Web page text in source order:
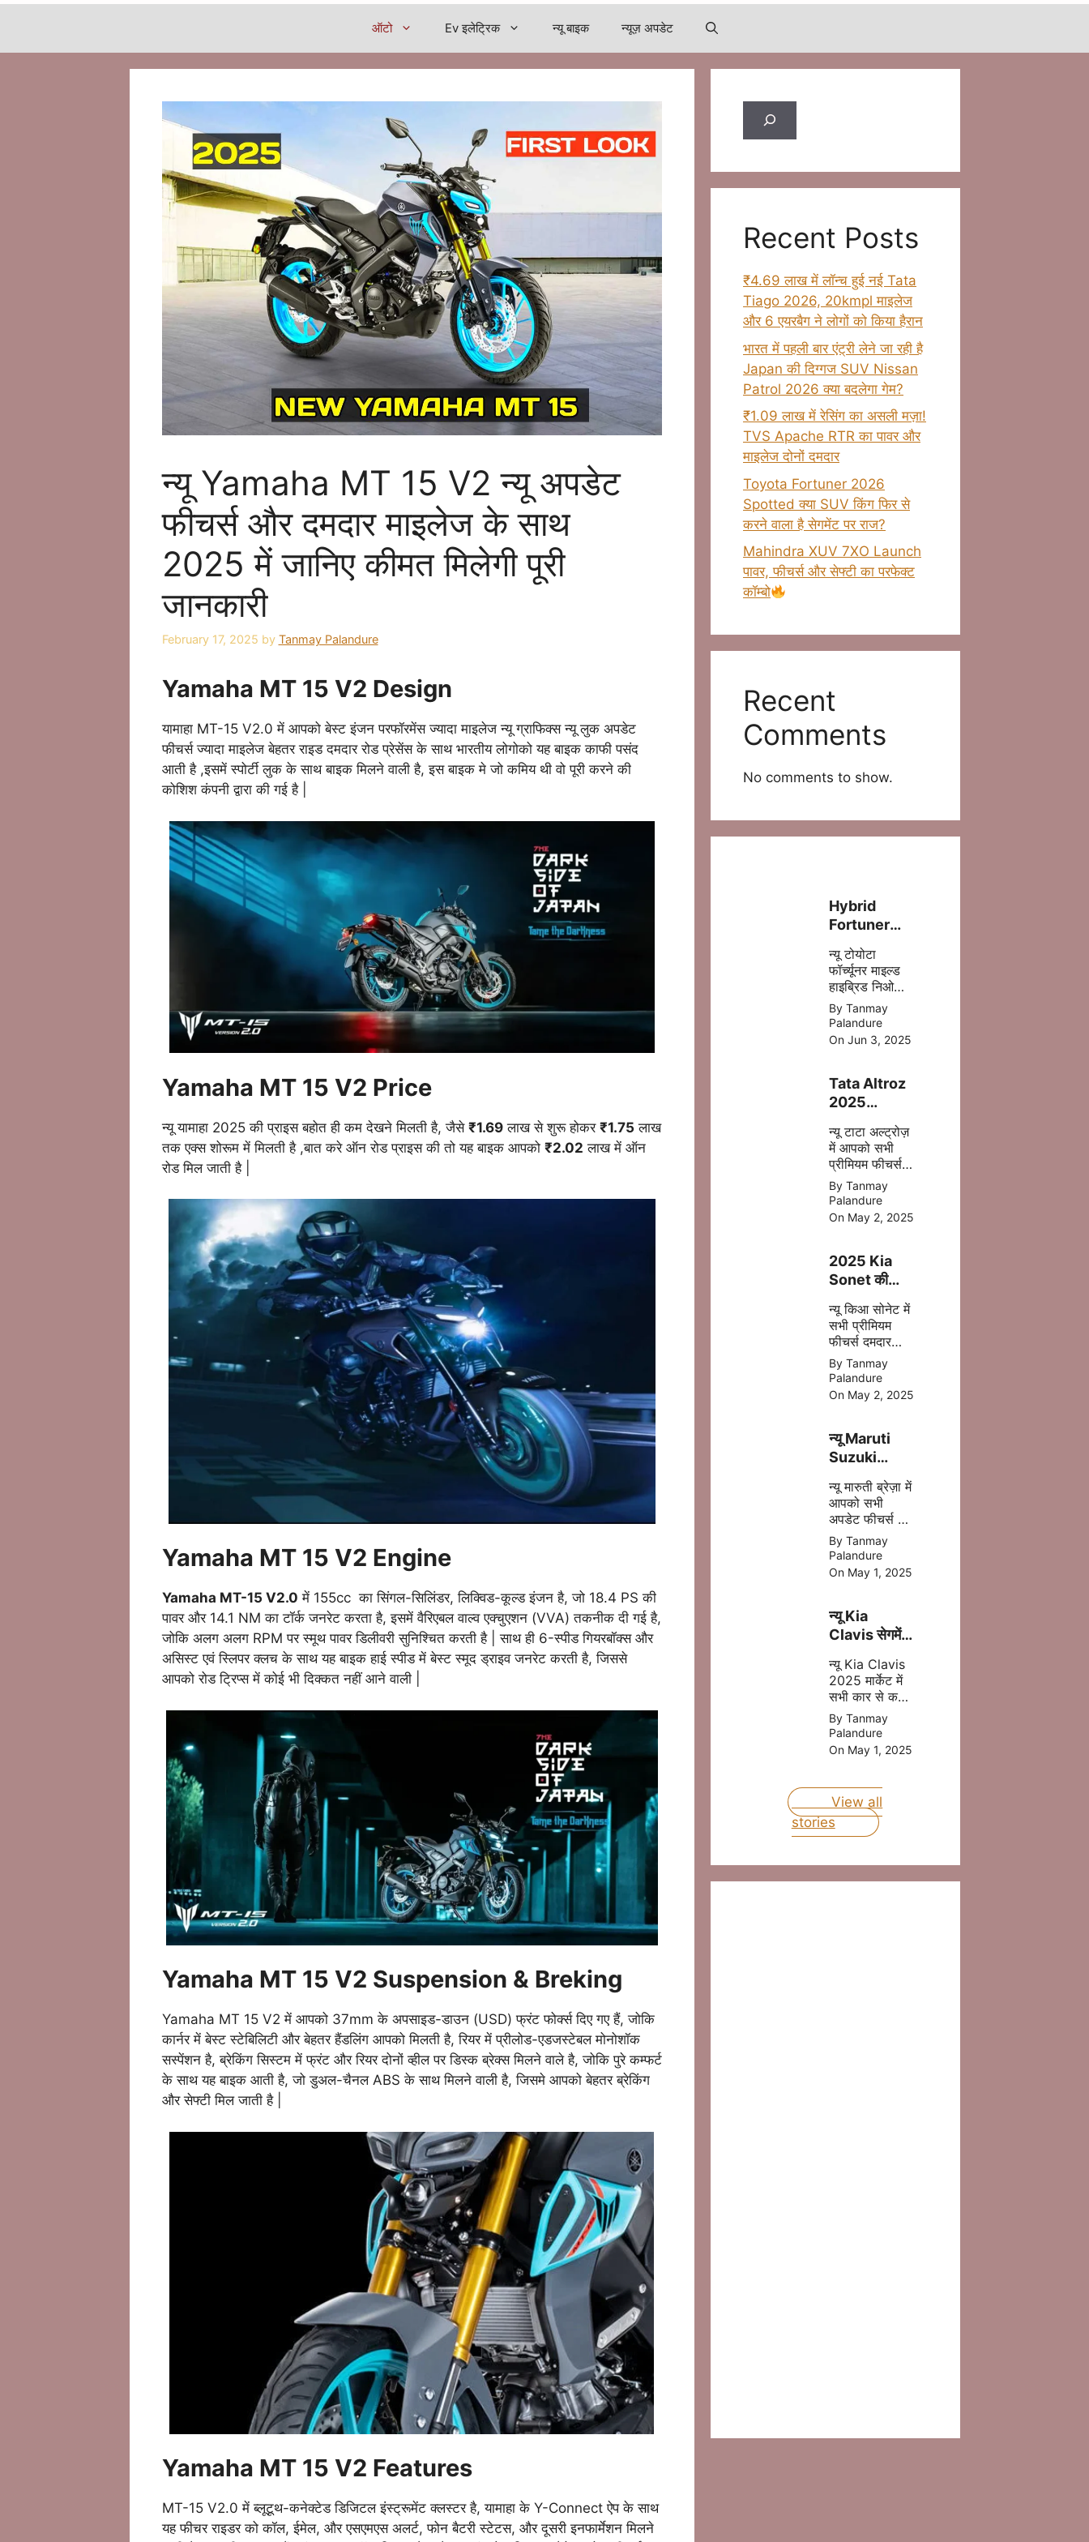
ऑटो Ev इलेट्रिक न्यू बाइक न्यूज़ अपडेट
न्यू Yamaha MT 15 V2 न्यू अपडेट
फीचर्स और दमदार माइलेज के साथ
2025 में जानिए कीमत मिलेगी पूरी
जानकारी
February 17, 2025 by Tanmay Palandure
Yamaha MT 15 V2 Design
यामाहा MT-15 V2.0 में आपको बेस्ट इंजन परफॉरमेंस ज्यादा माइलेज न्यू ग्राफिक्स न्यू लुक अपडेट
फीचर्स ज्यादा माइलेज बेहतर राइड दमदार रोड प्रेसेंस के साथ भारतीय लोगोको यह बाइक काफी पसंद
आती है ,इसमें स्पोर्टी लुक के साथ बाइक मिलने वाली है, इस बाइक मे जो कमिय थी वो पूरी करने की
कोशिश कंपनी द्वारा की गई है |
Yamaha MT 15 V2 Price
न्यू यामाहा 2025 की प्राइस बहोत ही कम देखने मिलती है, जैसे ₹1.69लाख से शुरू होकर ₹1.75 लाख
तक एक्स शोरूम में मिलती है ,बात करे ऑन रोड प्राइस की तो यह बाइक आपको ₹2.02 लाख में ऑन
रोड मिल जाती है |
Yamaha MT 15 V2 Engine
Yamaha MT-15 V2.0 में 155cc का सिंगल-सिलिंडर, लिक्विड-कूल्ड इंजन है, जो 18.4 PS की
पावर और 14.1 NM का टॉर्क जनरेट करता है, इसमें वैरिएबल वाल्व एक्चुएशन (VVA) तकनीक दी गई है,
जोकि अलग अलग RPM पर स्मूथ पावर डिलीवरी सुनिश्चित करती है | साथ ही 6-स्पीड गियरबॉक्स और
असिस्ट एवं स्लिपर क्लच के साथ यह बाइक हाई स्पीड में बेस्ट स्मूद ड्राइव जनरेट करती है, जिससे
आपको रोड ट्रिप्स में कोई भी दिक्कत नहीं आने वाली |
Yamaha MT 15 V2 Suspension & Breking
Yamaha MT 15 V2 में आपको 37mm के अपसाइड-डाउन (USD) फ्रंट फोर्क्स दिए गए हैं, जोकि
कार्नर में बेस्ट स्टेबिलिटी और बेहतर हैंडलिंग आपको मिलती है, रियर में प्रीलोड-एडजस्टेबल मोनोशॉक
सस्पेंशन है, ब्रेकिंग सिस्टम में फ्रंट और रियर दोनों व्हील पर डिस्क ब्रेक्स मिलने वाले है, जोकि पुरे कम्फर्ट
के साथ यह बाइक आती है, जो डुअल-चैनल ABS के साथ मिलने वाली है, जिसमे आपको बेहतर ब्रेकिंग
और सेफ्टी मिल जाती है |
Yamaha MT 15 V2 Features
MT-15 V2.0 में ब्लूटूथ-कनेक्टेड डिजिटल इंस्ट्रूमेंट क्लस्टर है, यामाहा के Y-Connect ऐप के साथ
यह फीचर राइडर को कॉल, ईमेल, और एसएमएस अलर्ट, फोन बैटरी स्टेटस, और दूसरी इनफार्मेशन मिलने
Search
Recent Posts
₹4.69 लाख में लॉन्च हुई नई Tata
Tiago 2026, 20kmpl माइलेज
और 6 एयरबैग ने लोगों को किया हैरान
भारत में पहली बार एंट्री लेने जा रही है
Japan की दिग्गज SUV Nissan
Patrol 2026 क्या बदलेगा गेम?
₹1.09 लाख में रेसिंग का असली मज़ा!
TVS Apache RTR का पावर और
माइलेज दोनों दमदार
Toyota Fortuner 2026
Spotted क्या SUV किंग फिर से
करने वाला है सेगमेंट पर राज?
Mahindra XUV 7XO Launch
पावर, फीचर्स और सेफ्टी का परफेक्ट
कॉम्बो
Recent
Comments
No comments to show.
Hybrid
Fortuner
लॉन्च – ज़्यादा
पावर, कम फ्यूल
खर्च!
न्यू टोयोटा
फॉर्च्यूनर माइल्ड
हाइब्रिड निओ
ड्राइव में 5 %
डीजल की बचत
होने वाली है
,जिसमे ज्यादा
मिल जाता है |
By Tanmay
Palandure
On Jun 3, 2025
Tata Altroz
2025
जानिए क्या-क्या
बदला है इस बार
न्यू टाटा अल्ट्रोज़
में आपको सभी
प्रीमियम फीचर्स
अपडेट
एक्सटीरियर के
साथ ज्यादा सेफ्टी,
पॉवरफुल इंजन
जाता है |
By Tanmay
Palandure
On May 2, 2025
2025 Kia
Sonet की
पहली झलक –
अब मिलेगा बड़ा
टचस्क्रीन और
नए फीचर्स
न्यू किआ सोनेट में
सभी प्रीमियम
फीचर्स दमदार
इंजन डिसेंट सेफ्टी
बेहतर कलर के
साथ 2025 में
मिल जाती है |
By Tanmay
Palandure
On May 2, 2025
न्यू Maruti
Suzuki
Brezza
2025 अब
मात्र ₹8.69
लाख की प्राइस
में
न्यू मारुती ब्रेज़ा में
आपको सभी
अपडेट फीचर्स और
दमदार इंजन मिल
जाता है इसमें
आपको CNG का
आप्शन भी मिलने
आपकी माइलेज
बढ़ता है |
By Tanmay
Palandure
On May 1, 2025
न्यू Kia
Clavis सेगमेंट
होंगी जल्द लॉन्च
जानिए प्राइस
न्यू Kia Clavis
2025 मार्केट में
सभी कार से कड़ा
मुकबला करने
वाली है, क्युकी यह
कार अपडेट
फीचर्स और दमदार
लॉन्च होने वाली है
|
By Tanmay
Palandure
On May 1, 2025
View all
stories